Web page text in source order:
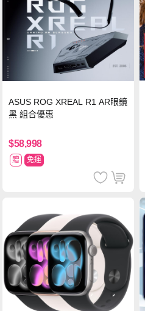
ASUS ROG XREAL R1 AR眼鏡
黑 組合優惠
$58,998
贈 免運